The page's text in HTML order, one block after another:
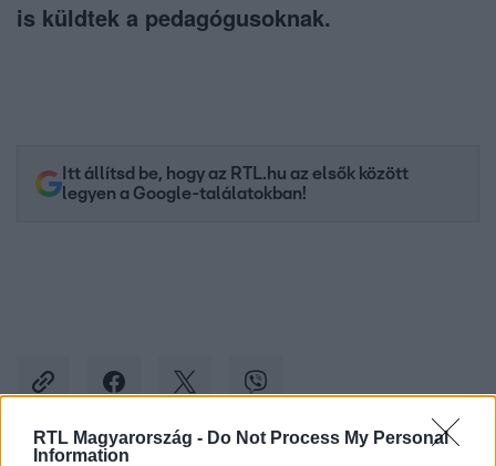
RTL Magyarország - Do Not Process My Personal
Information
is küldtek a pedagógusoknak.
Itt állítsd be, hogy az RTL.hu az elsők között
legyen a Google-találatokban!